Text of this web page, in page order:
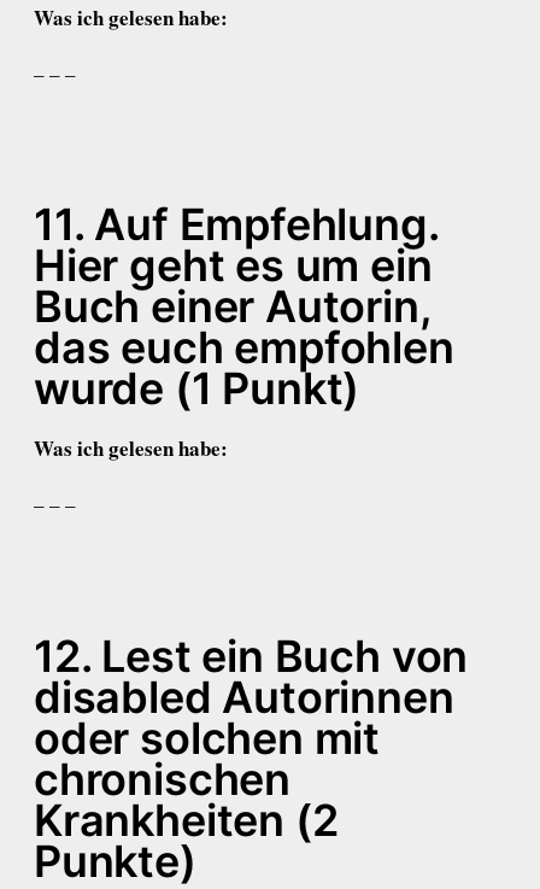
Was ich gelesen habe:
– – –
11. Auf Empfehlung.
Hier geht es um ein
Buch einer Autorin,
das euch empfohlen
wurde (1 Punkt)
Was ich gelesen habe:
– – –
12. Lest ein Buch von
disabled Autorinnen
oder solchen mit
chronischen
Krankheiten (2
Punkte)